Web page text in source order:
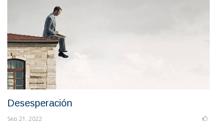
Desesperación
Sep 21, 2022